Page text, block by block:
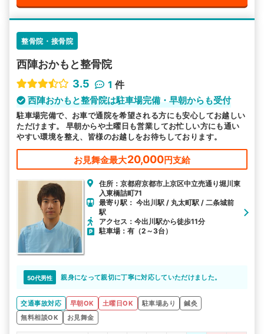
整骨院・接骨院
西陣おかもと整骨院
3.5
1 件
西陣おかもと整骨院は駐車場完備・早朝からも受付
駐車場完備で、お車で通院を希望される方にも安心してお越しい
ただけます。 早朝からや土曜日も営業してお忙しい方にも通い
やすい環境を整え、皆様のお越しをお待ちしております。
お見舞金最大20,000円支給
住所：京都府京都市上京区中立売通り堀川東
入東橋詰町71
最寄り駅： 今出川駅 / 丸太町駅 / 二条城前
駅
アクセス：今出川駅から徒歩11分
駐車場：有（2～3台）
50代男性 親身になって親切に丁寧に対応していただけました。
交通事故対応 早朝OK 土曜日OK 駐車場あり
鍼灸
無料相談OK
お見舞金